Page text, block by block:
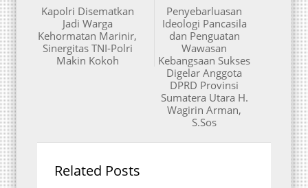
Penyebarluasan
Ideologi Pancasila
dan Penguatan
Wawasan
Kebangsaan Sukses
Digelar Anggota
DPRD Provinsi
Sumatera Utara H.
Wagirin Arman,
S.Sos
Kapolri Disematkan
Jadi Warga
Kehormatan Marinir,
Sinergitas TNI-Polri
Makin Kokoh
Related Posts